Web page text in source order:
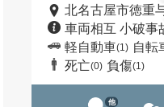
北名古屋市徳重
車両相互 小破事
軽自動車(1) 自転
死亡(0) 負傷(1)
他